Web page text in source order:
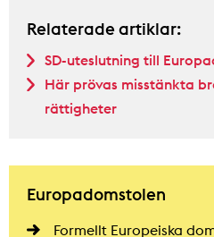
Relaterade artiklar:
SD-uteslutning till
Här prövas misstänkta
rättigheter
Europadomstolen
Formellt Europeiska